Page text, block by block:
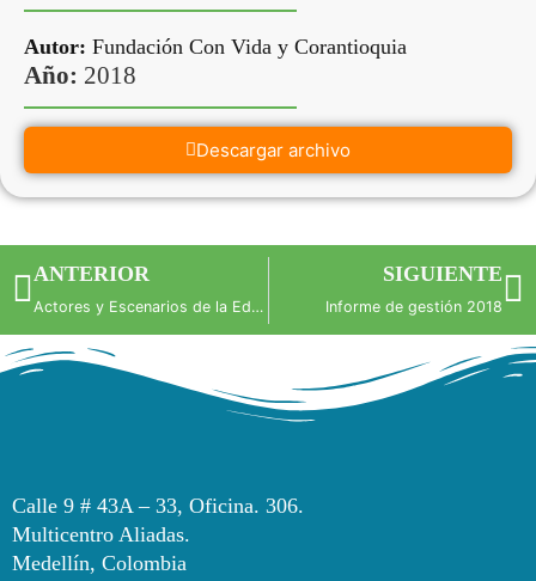
Autor: Fundación Con Vida y Corantioquia
Año: 2018
Descargar archivo
ANTERIOR
Actores y Escenarios de la Educación Ambiental en tres Municipios del Caquetá – Colombia
SIGUIENTE
Informe de gestión 2018
Calle 9 # 43A – 33, Oficina. 306.
Multicentro Aliadas.
Medellín, Colombia